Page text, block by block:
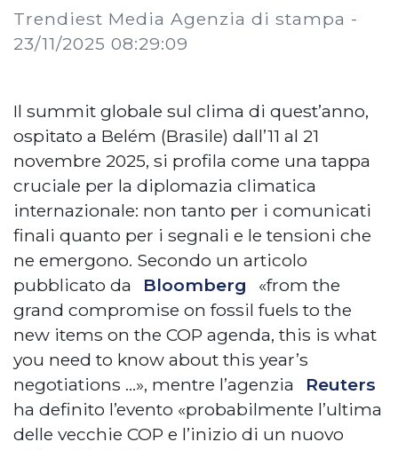
Trendiest Media Agenzia di stampa -
23/11/2025 08:29:09
Il summit globale sul clima di quest’anno,
ospitato a Belém (Brasile) dall’11 al 21
novembre 2025, si profila come una tappa
cruciale per la diplomazia climatica
internazionale: non tanto per i comunicati
finali quanto per i segnali e le tensioni che
ne emergono. Secondo un articolo
pubblicato da
Bloomberg
«from the
grand compromise on fossil fuels to the
new items on the COP agenda, this is what
you need to know about this year’s
negotiations …», mentre l’agenzia
Reuters
ha definito l’evento «probabilmente l’ultima
delle vecchie COP e l’inizio di un nuovo